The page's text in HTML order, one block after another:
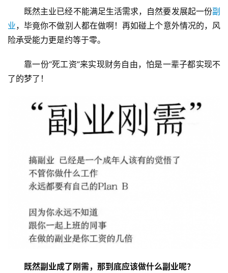
既然主业已经不能满足生活需求，自然要发展起一份副
业，毕竟你不做别人都在做啊！再如碰上个意外情况的，风
险承受能力更是约等于零。
靠一份“死工资”来实现财务自由，怕是一辈子都实现不
了的梦了！
既然副业成了刚需，那到底应该做什么副业呢？